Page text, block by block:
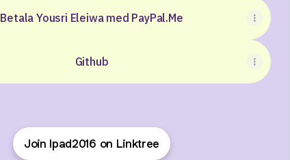
Betala Yousri Eleiwa med PayPal.Me
Github
Join Ipad2016 on Linktree